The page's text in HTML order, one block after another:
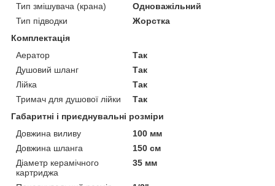
Тип змішувача (крана)
Одноважільний
Тип підводки
Жорстка
Комплектація
Аератор
Так
Душовий шланг
Так
Лійка
Так
Тримач для душової лійки
Так
Габаритні і приєднувальні розміри
Довжина виливу
100 мм
Довжина шланга
150 см
Діаметр керамічного
картриджа
35 мм